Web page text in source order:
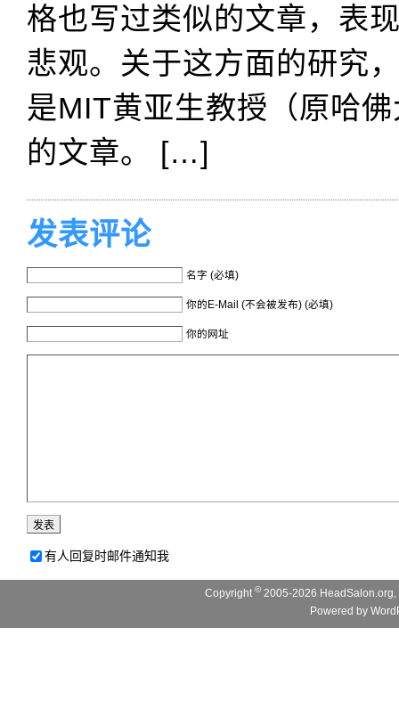
格也写过类似的文章，表
悲观。关于这方面的研究
是MIT黄亚生教授（原哈
的文章。 […]
发表评论
名字 (必填)
你的E-Mail (不会被发布) (必填)
你的网址
有人回复时邮件通知我
Copyright© 2005-2026
Powered by